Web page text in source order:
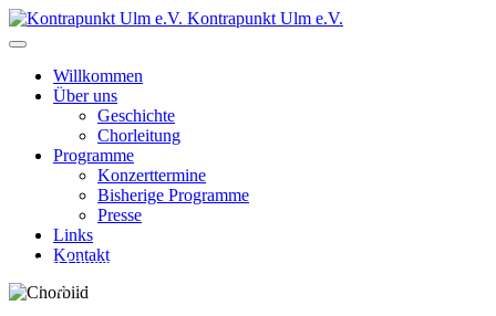
Kontrapunkt Ulm e.V.
Willkommen
Über uns
Geschichte
Chorleitung
Programme
Konzerttermine
Bisherige Programme
Presse
Links
Kontakt
Ein Ulmer Chor, der die Lust am Singen mit gesellschaftlichem
Engagement verbindet